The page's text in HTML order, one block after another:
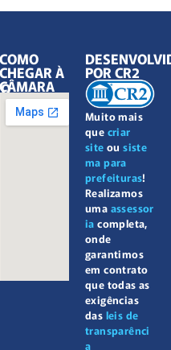
COMO
CHEGAR À
CÂMARA
Muito mais
que criar
site ousiste
ma para
prefeituras!
Realizamos
uma assessor
ia completa,
onde
garantimos
em contrato
que todas as
exigências
das leis de
transparênci
a
POR CR2